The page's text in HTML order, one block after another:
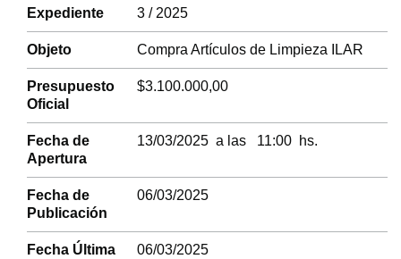
Expediente 3 / 2025
Objeto Compra Artículos de Limpieza ILAR
Presupuesto
Oficial
$3.100.000,00
Fecha de
Apertura
13/03/2025 a las 11:00 hs.
Fecha de
Publicación
06/03/2025
Fecha Última
06/03/2025